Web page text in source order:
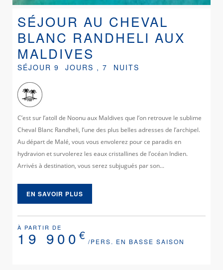
SÉJOUR AU CHEVAL
BLANC RANDHELI AUX
MALDIVES
SÉJOUR 9 JOURS , 7 NUITS
C’est sur l’atoll de Noonu aux Maldives que l’on retrouve le sublime
Cheval Blanc Randheli, l’une des plus belles adresses de l’archipel.
Au départ de Malé, vous vous envolerez pour ce paradis en
hydravion et survolerez les eaux cristallines de l’océan Indien.
Arrivés à destination, vous serez subjugués par son...
EN SAVOIR PLUS
À PARTIR DE
19 900 € /PERS. EN BASSE SAISON